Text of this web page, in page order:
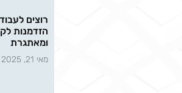
רוצים
הזדמנות
ומאתגרת
מאי 21, 2025